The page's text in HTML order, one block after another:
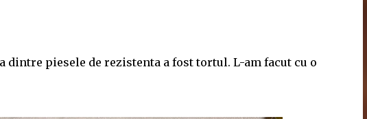
piesele de rezistenta a fost tortul. L-am facut cu o